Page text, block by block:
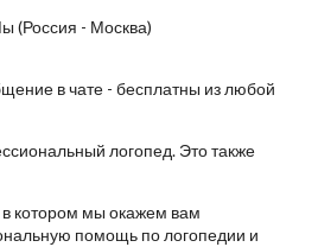
(Россия - Москва)
в чате - бесплатны из любой
логопед. Это также
в котором мы окажем вам
помощь по логопедии и